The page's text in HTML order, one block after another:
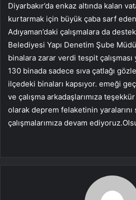
Diyarbakır’da enkaz altında kalan
kurtarmak için büyük çaba sarf
Adıyaman’daki çalışmalara da
Belediyesi Yapı Denetim Şube
binalara zarar verdi tespit çalışması
130 binada sadece sıva çatlağı
ilçedeki binaları kapsıyor. emeği
ve çalışma arkadaşlarımıza
olarak deprem felaketinin yaralarını
çalışmalarımıza devam